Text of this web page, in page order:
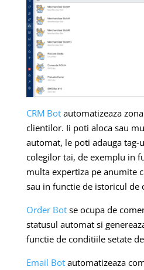
CRM Botautomatizeaza
clientilor. Ii poti aloca sau
automat, le poti adauga tag-
colegilor tai, de exemplu in
multa expertiza pe anumite
sau in functie de istoricul de
Order Botse ocupa de
statusul automat si
functie de conditiile setate
Email Botautomatizeaza